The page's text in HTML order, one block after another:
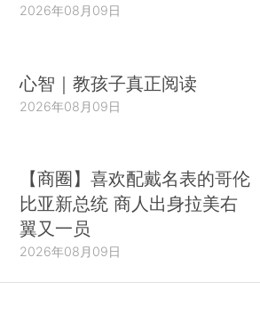
2026年08月09日
心智｜教孩子真正阅读
2026年08月09日
【商圈】喜欢配戴名表的哥伦
比亚新总统 商人出身拉美右
翼又一员
2026年08月09日